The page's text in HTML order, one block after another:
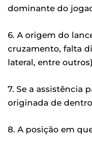
dominante do
6. A origem do
cruzamento, falta
lateral, entre
7. Se a assistência
originada de
8. A posição em